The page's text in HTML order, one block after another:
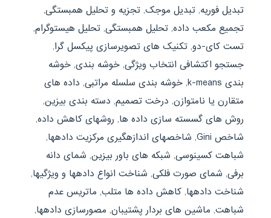
تبدیل فوریه, تبدیل موجک, تجزیه و تحلیل همبستگی,
تجمیع مکعب داده, تحلیل همبستگی, تحلیل هیستوگرام,
تست کای-دو, تکنیک های تصویرسازی پیکسل گرا,
جستجو اکتشافی انتخاب ویژگی, خوشه بندی, خوشه
بندی k-means
, خوشه بندی سلسله مراتبی, داده های
متقارن یا نامتوازن, درخت تصمیم, دسته بندی بیزین,
روش های گسسته سازی داده ها, روشهای کاهش داده,
شاخص Gini
, شاخصهای اندازهگیری مرکزیت دادهها,
شباهت کسینوسی, شبکه های باور بیزین, شمای دانه
برفی, شمای صورت فلکی, شناخت انواع دادهها و ویژگیها,
شناخت دادهها, کاهش داده ها متلب, ماتریس عدم
شباهت, ماشین های بردار پشتیبان, مصورسازی دادهها,